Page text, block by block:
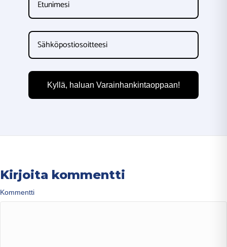
Kyllä, haluan Varainhankintaoppaan!
Kirjoita kommentti
Kommentti